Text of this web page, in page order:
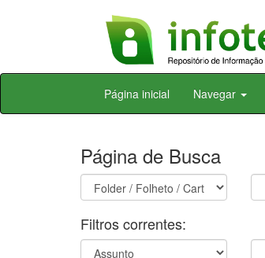
Skip
Página inicial Navegar
Página de Busca
Filtros correntes: